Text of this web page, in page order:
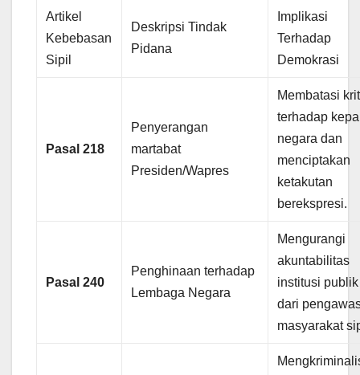
Artikel
Kebebasan
Sipil
Deskripsi Tindak
Pidana
Implikasi
Terhadap
Demokrasi
Pasal 218
Penyerangan
martabat
Presiden/Wapres
Membatasi
terhadap
negara dan
menciptakan
ketakutan
berekspresi.
Pasal 240
Penghinaan terhadap
Lembaga Negara
Mengurangi
akuntabilitas
institusi publik
dari
masyarakat